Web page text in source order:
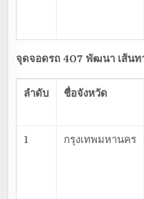
จุดจอดรถ 407 พัฒนา เส้นท
ลำดับ ชื่อจังหวัด
1 กรุงเทพมหานคร